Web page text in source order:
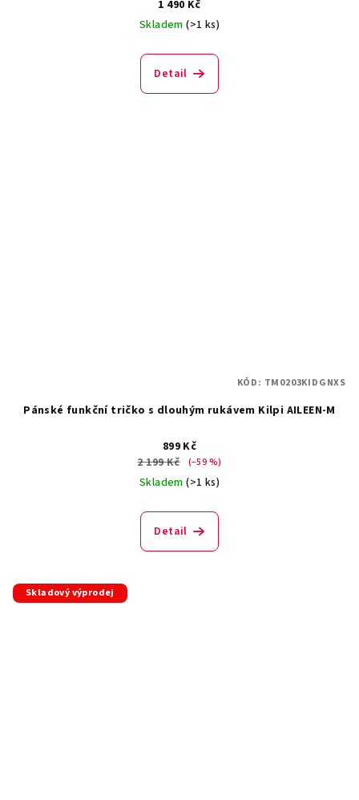
1 490 Kč
Skladem(>1 ks)
Detail
Pánské funkční tričko s dlouhým rukávem Kilpi AILEEN-M
899 Kč
2 199 Kč
(–59 %)
Skladem(>1 ks)
Detail
KÓD: TM0203KIDGNXS
Skladový výprodej